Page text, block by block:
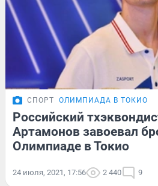
СПОРТ ОЛИМПИАДА В ТОКИО
Российский
Артамонов завоевал
Олимпиаде в Токио
24 июля, 2021, 17:56 2 440 9